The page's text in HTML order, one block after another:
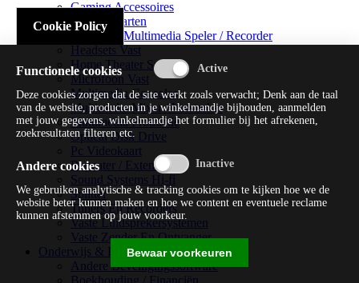
Gaming Accessoires
Geluidskaarten
Handheld Multimedia Speler / Recorder
Headsets Vast
Home Theater Systems
Microfoon Vast
Multimedia Consoles
Multimedia Mixer / Versterker
Multimedia Productie
Optical Disk Drive
Pc Videokaart
Repeater / Extender
Sound Systems Hi-fi
Splitter
Tuners En Recorders
Vaste Luidsprekersystemen
Vaste Zender En Ontvanger
Onderwijs & Recreatie
Andere Beveiligingssoftware
Cookie Policy
Functionele cookies
Deze cookies zorgen dat de site werkt zoals verwacht; Denk aan de taal
van de website, producten in je winkelmandje bijhouden, aanmelden
met jouw gegevens, winkelmandje het formulier bij het afrekenen,
zoekresultaten filteren etc.
Andere cookies
We gebruiken analytische & tracking cookies om te kijken hoe we de
website beter kunnen maken en hoe we content en eventuele reclame
kunnen afstemmen op jouw voorkeur.
Bewaar voorkeuren